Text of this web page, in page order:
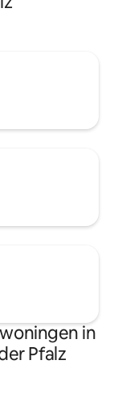
in
Pfalz